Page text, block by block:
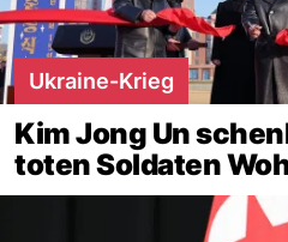
Ukraine-Krieg
Kim Jong Un
toten Soldaten